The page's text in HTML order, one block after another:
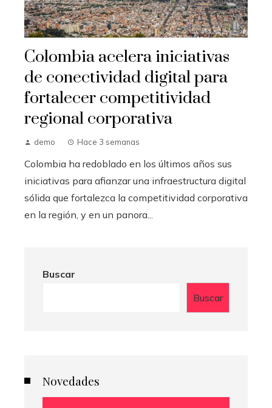
Colombia acelera iniciativas
de conectividad digital para
fortalecer competitividad
regional corporativa
demo Hace 3 semanas
Colombia ha redoblado en los últimos años sus
iniciativas para afianzar una infraestructura digital
sólida que fortalezca la competitividad corporativa
en la región, y en un panora...
Buscar
Buscar
Novedades